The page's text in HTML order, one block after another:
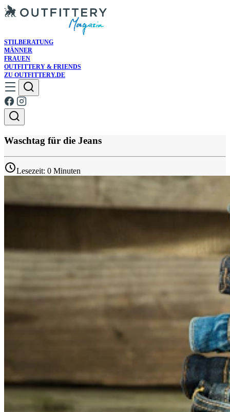
STILBERATUNG
MÄNNER
FRAUEN
OUTFITTERY & FRIENDS
ZU OUTFITTERY.DE
Waschtag für die Jeans
Lesezeit: 0 Minuten